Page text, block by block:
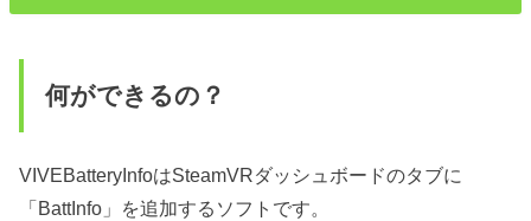
何ができるの？
VIVEBatteryInfoはSteamVRダッシュボードのタブに
「BattInfo」を追加するソフトです。